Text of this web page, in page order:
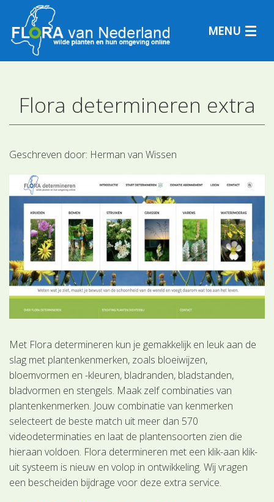
MENU
Plantensoorten
Plantengemeenschappen
Determineren
Flora determineren extra
Geschreven door: Herman van Wissen
Met Flora determineren kun je gemakkelijk en leuk aan de
slag met plantenkenmerken, zoals bloeiwijzen,
bloemvormen en -kleuren, bladranden, bladstanden,
bladvormen en stengels. Maak zelf combinaties van
plantenkenmerken. Jouw combinatie van kenmerken
selecteert de beste match uit meer dan 570
videodeterminaties en laat de plantensoorten zien die
hieraan voldoen. Flora determineren met een klik-aan klik-
uit systeem is nieuw en volop in ontwikkeling. Wij vragen
een bescheiden bijdrage voor deze extra service.